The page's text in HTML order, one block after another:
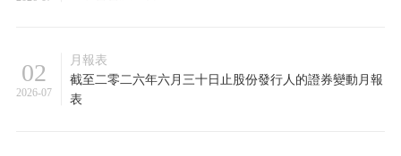
02
2026-07
月報表
截至二零二六年六月三十日止股份發行人的證券變動月報
表